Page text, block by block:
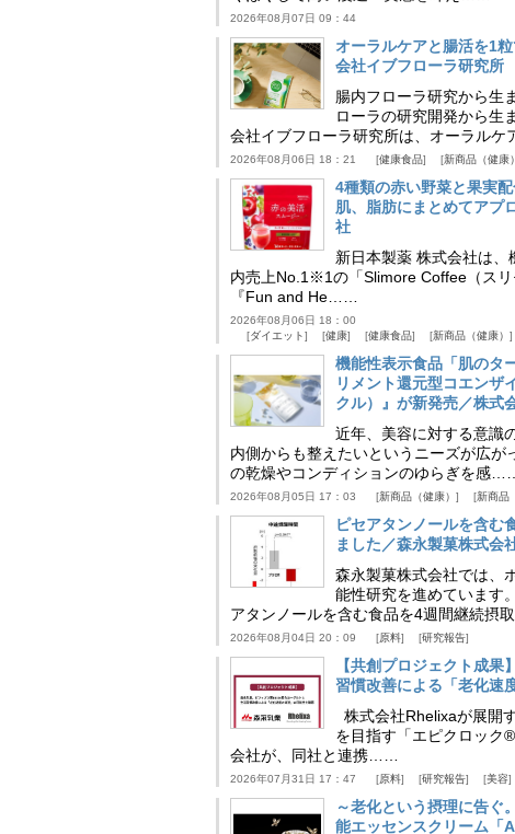
2026年08月07日 09：44
オーラルケアと腸活を1
会社イブフローラ研究所
腸内フローラ研究から生
ローラの研究開発から生
会社イブフローラ研究所は、オーラルケ
2026年08月06日 18：21 健康食品 新商品（健康）
4種類の赤い野菜と果実
肌、脂肪にまとめてアプ
社
新日本製薬 株式会社は
内売上No.1※1の「Slimore Coffee（ス
『Fun and He……
2026年08月06日 18：00
ダイエット
健康 健康食品 新商品（健康）
機能性表示食品「肌のタ
リメント還元型コエン
クル）』が新発売／株式
近年、美容に対する意識
内側からも整えたいというニーズが広
の乾燥やコンディションのゆらぎを感……
2026年08月05日 17：03 新商品（健康） 新商品
ピセアタンノールを含む
ました／森永製菓株式会
森永製菓株式会社では、
能性研究を進めています
アタンノールを含む食品を4週間継続摂
2026年08月04日 20：09 原料 研究報告
【共創プロジェクト成
習慣改善による「老化速
株式会社Rhelixaが展開
を目指す「エピクロック
会社が、同社と連携……
2026年07月31日 17：47 原料 研究報告 美容
～老化という摂理に告
能エッセンスクリーム「